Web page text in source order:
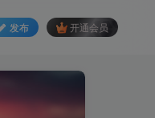
发布 开通会员